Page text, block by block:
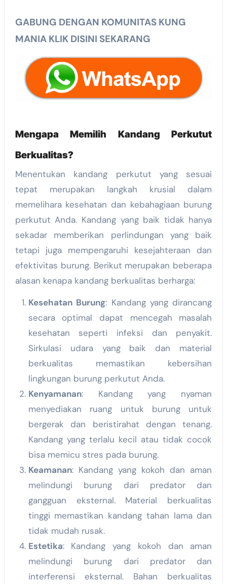
GABUNG DENGAN KOMUNITAS KUNG
MANIA KLIK DISINI SEKARANG
Mengapa Memilih Kandang Perkutut
Berkualitas?
Menentukan kandang perkutut yang sesuai
tepat merupakan langkah krusial dalam
memelihara kesehatan dan kebahagiaan burung
perkutut Anda. Kandang yang baik tidak hanya
sekadar memberikan perlindungan yang baik
tetapi juga mempengaruhi kesejahteraan dan
efektivitas burung. Berikut merupakan beberapa
alasan kenapa kandang berkualitas berharga:
Kesehatan Burung: Kandang yang dirancang
secara optimal dapat mencegah masalah
kesehatan seperti infeksi dan penyakit.
Sirkulasi udara yang baik dan material
berkualitas memastikan kebersihan
lingkungan burung perkutut Anda.
Kenyamanan: Kandang yang nyaman
menyediakan ruang untuk burung untuk
bergerak dan beristirahat dengan tenang.
Kandang yang terlalu kecil atau tidak cocok
bisa memicu stres pada burung.
Keamanan: Kandang yang kokoh dan aman
melindungi burung dari predator dan
gangguan eksternal. Material berkualitas
tinggi memastikan kandang tahan lama dan
tidak mudah rusak.
Estetika: Kandang yang kokoh dan aman
melindungi burung dari predator dan
interferensi eksternal. Bahan berkualitas